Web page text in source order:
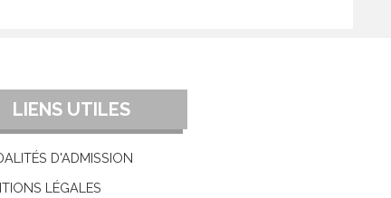
LIENS UTILES
D'ADMISSION
LÉGALES